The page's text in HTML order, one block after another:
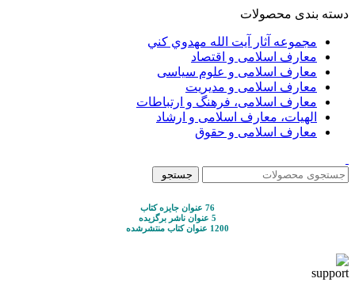
دسته بندی محصولات
مجموعه آثار آيت الله مهدوي كني
معارف اسلامی و اقتصاد
معارف اسلامی و علوم سیاسی
معارف اسلامی و مدیریت
معارف اسلامی، فرهنگ و ارتباطات
الهیات، معارف اسلامی و ارشاد
معارف اسلامی و حقوق
جستجو
76 عنوان جایزه کتاب
5 عنوان ناشر برگزیده
1200 عنوان کتاب منتشرشده